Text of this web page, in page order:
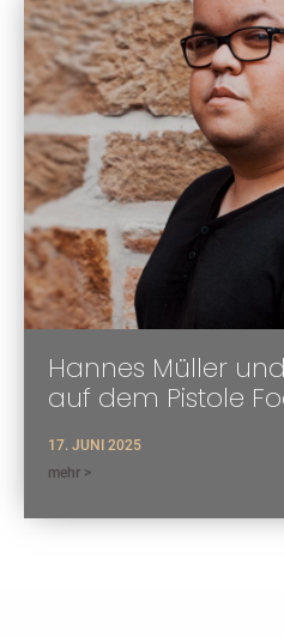
Hannes Müller
auf dem Pistole
17. JUNI 2025
mehr >